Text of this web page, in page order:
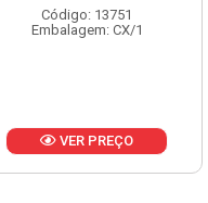
Código: 13751
Embalagem: CX/1
VER PREÇO